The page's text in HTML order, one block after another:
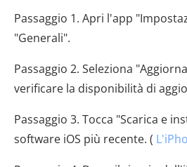
Passaggio 1. Apri l'app
"Generali".
Passaggio 2. Seleziona
verificare la disponibilità di
Passaggio 3. Tocca "Scarica e
software iOS più recente. (